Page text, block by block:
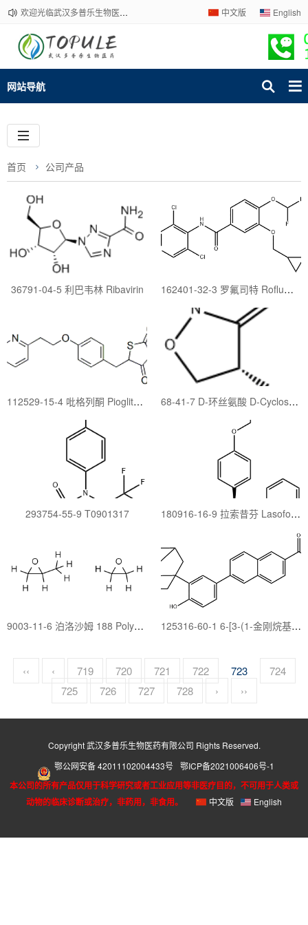
欢迎光临武汉多普乐生物医药有限公司官网！下单请咨询客服，我们热情为您服务！ 中文版 English
网站导航
首页 公司产品
36791-04-5 利巴韦林 Ribavirin 162401-32-3 罗氟司特 Roflumilast
112529-15-4 吡格列酮 Pioglitazone hydrochloride 68-41-7 D-环丝氨酸 D-Cycloserine
293754-55-9 T0901317 180916-16-9 拉索昔芬 Lasofoxifene
9003-11-6 泊洛沙姆 188 Polyethylene-polypropylene glycol 125316-60-1 6-[3-(1-金刚烷基)-4-羟基苯基]-2-萘甲酸 CD437
‹‹ ‹ 719 720 721 722 723
724
725
726 727 728 › ››
Copyright 武汉多普乐生物医药有限公司 Rights Reserved.
鄂公网安备 42011102004433号 鄂ICP备2021006406号-1
本公司的所有产品仅用于科学研究或者工业应用等非医疗目的，不可用于人类或
动物的临床诊断或治疗，非药用，非食用。
中文版 English